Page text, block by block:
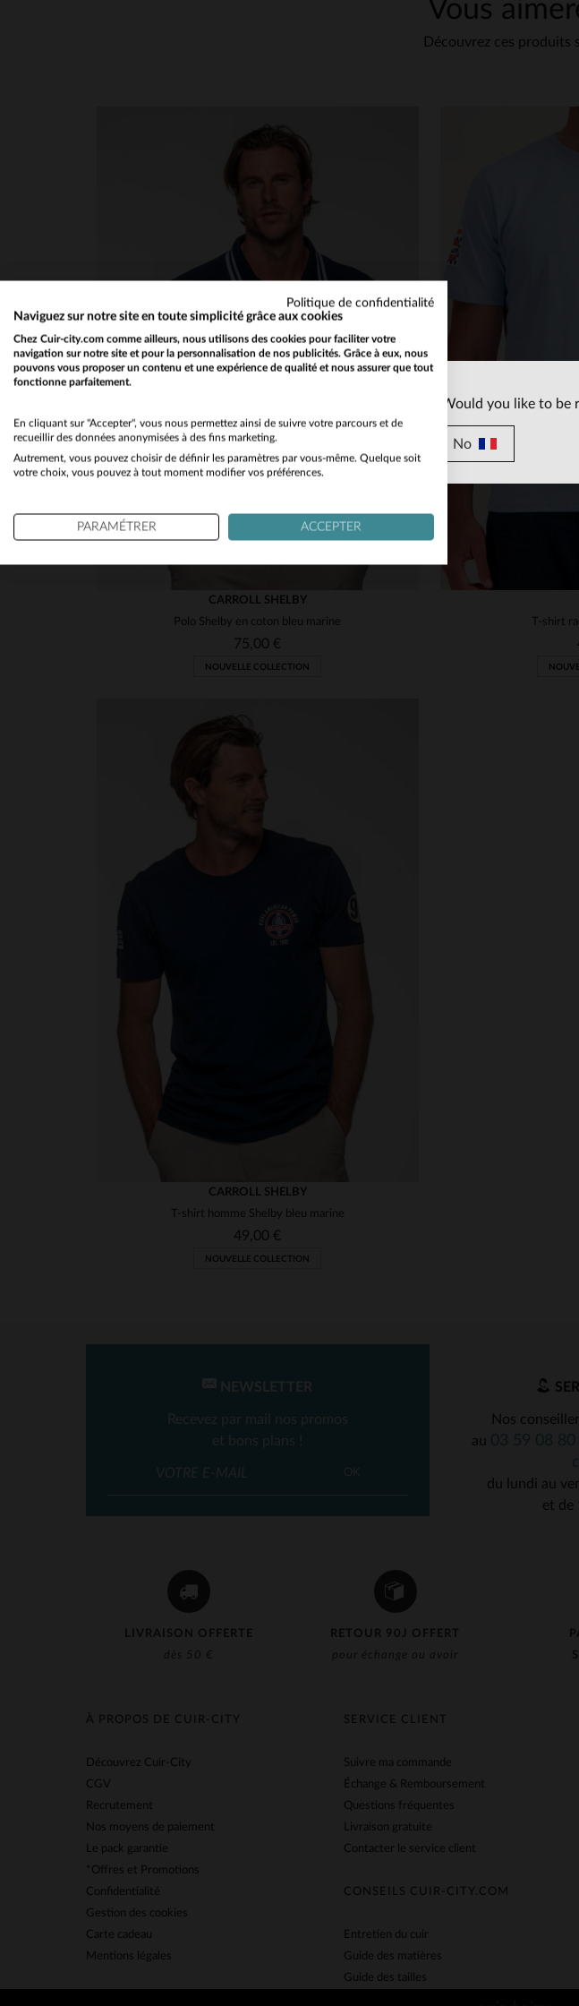
Vous
Découvrez ces produits
CARROLL SHELBY
Polo Shelby en coton bleu marine
75,00 €
NOUVELLE COLLECTION
T-shirt
CARROLL SHELBY
T-shirt homme Shelby bleu marine
49,00 €
NOUVELLE COLLECTION
LIVRAISON OFFERTE
dès 50 €
RETOUR 90J OFFERT
pour échange ou avoir
NEWSLETTER
Recevez par mail nos promos
et bons plans !
OK
Nos
au
du lundi au
et de
SERVICE CLIENT
Suivre ma commande
Échange & Remboursement
Questions fréquentes
Livraison gratuite
Contacter le service client
CONSEILS CUIR-CITY.COM
Entretien du cuir
Guide des matières
Guide des tailles
À PROPOS DE CUIR-CITY
Découvrez Cuir-City
CGV
Recrutement
Nos moyens de paiement
Le pack garantie
*Offres et Promotions
Confidentialité
Gestion des cookies
Carte cadeau
Mentions légales
Would you like to be
No
Politique de confidentialité
Naviguez sur notre site en toute simplicité grâce aux cookies
Chez Cuir-city.com comme ailleurs, nous utilisons des cookies pour faciliter votre
navigation sur notre site et pour la personnalisation de nos publicités. Grâce à eux, nous
pouvons vous proposer un contenu et une expérience de qualité et nous assurer que tout
fonctionne parfaitement.
En cliquant sur "Accepter", vous nous permettez ainsi de suivre votre parcours et de
recueillir des données anonymisées à des fins marketing.
Autrement, vous pouvez choisir de définir les paramètres par vous-même. Quelque soit
votre choix, vous pouvez à tout moment modifier vos préférences.
PARAMÉTRER ACCEPTER